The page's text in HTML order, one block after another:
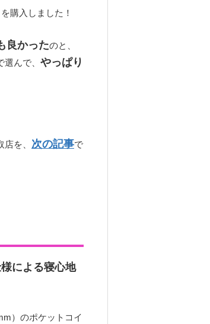
購入しました！
良かったのと、
んで、 やっぱり
を、 次の記事で
による寝心地
）のポケットコイ